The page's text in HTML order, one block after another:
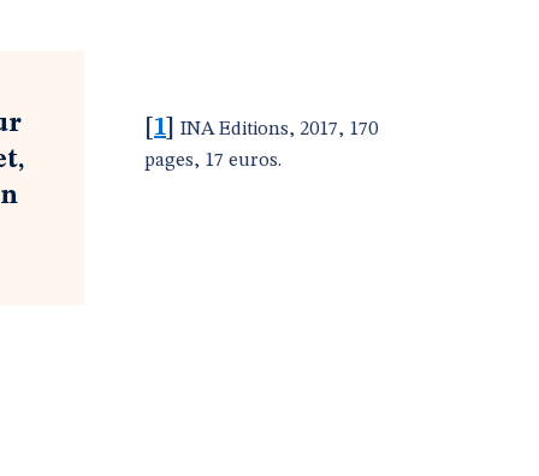
1
INA Editions, 2017, 170
pages, 17 euros.